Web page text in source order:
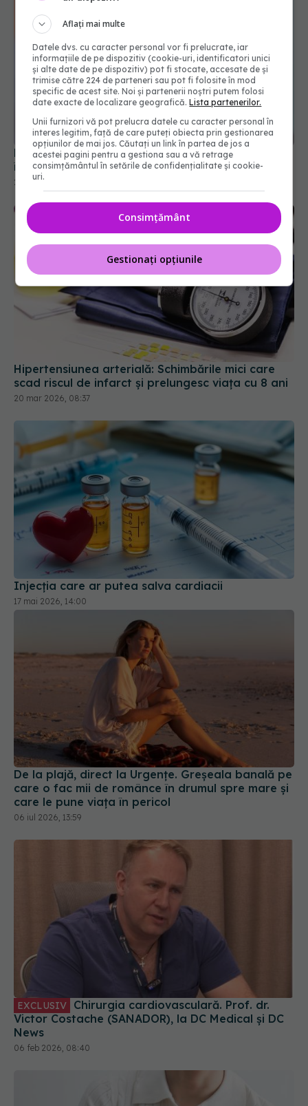
Hipertensiunea arterială: Obiceiurile simple care
îți aduc 8 ani în plus de viață
25 mar 2026, 13:26
Hipertensiunea arterială: Schimbările mici care
scad riscul de infarct și prelungesc viața cu 8 ani
20 mar 2026, 08:37
Injecția care ar putea salva cardiacii
17 mai 2026, 14:00
De la plajă, direct la Urgențe. Greșeala banală pe
care o fac mii de românce în drumul spre mare și
care le pune viața în pericol
06 iul 2026, 13:59
EXCLUSIV
Victor Costache (SANADOR), la DC Medical și DC
News
06 feb 2026, 08:40
Aflați mai multe
Datele dvs. cu caracter personal vor fi prelucrate, iar
informațiile de pe dispozitiv (cookie-uri, identificatori unici
și alte date de pe dispozitiv) pot fi stocate, accesate de și
trimise către 224 de parteneri sau pot fi folosite în mod
specific de acest site. Noi și partenerii noștri putem folosi
date exacte de localizare geografică.Lista partenerilor.
Unii furnizori vă pot prelucra datele cu caracter personal în
interes legitim, față de care puteți obiecta prin gestionarea
opțiunilor de mai jos. Căutați un link în partea de jos a
acestei pagini pentru a gestiona sau a vă retrage
consimțământul în setările de confidențialitate și cookie-
uri.
Consimțământ
Gestionați opțiunile